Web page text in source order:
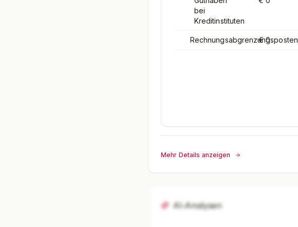
bei
Kreditinstituten
Rechnungsabgrenzungsposten
€ 0
Mehr Details anzeigen
AI-Analysen